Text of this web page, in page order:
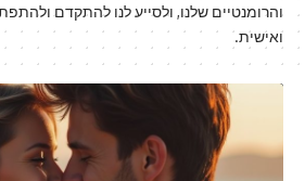
והרומנטיים שלנו, ולסייע לנו להתקדם
ואישית.